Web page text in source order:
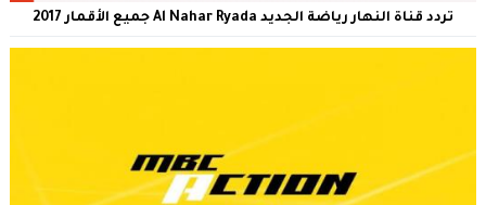
تردد قناة النهار رياضة الجديد Al Nahar Ryada جميع الأقمار 2017